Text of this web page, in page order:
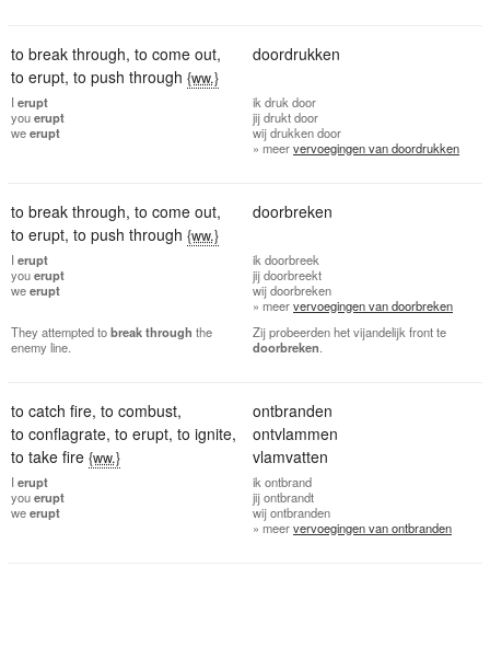
to break through, to come out,
to erupt, to push through {ww.}
doordrukken
I erupt
youerupt
weerupt
ik druk door
jijdrukt door
wijdrukken door
» meervervoegingen van doordrukken
to break through, to come out,
to erupt, to push through {ww.}
doorbreken
I erupt
youerupt
weerupt
ik doorbreek
jijdoorbreekt
wijdoorbreken
» meervervoegingen van doorbreken
They attempted tobreakthrough the
enemy line.
Zij probeerden het vijandelijk front te
doorbreken
to catch fire, to combust,
to conflagrate, to erupt, to ignite,
to take fire {ww.}
ontbranden
ontvlammen
vlamvatten
I erupt
youerupt
weerupt
ik ontbrand
jijontbrandt
wijontbranden
» meervervoegingen van ontbranden